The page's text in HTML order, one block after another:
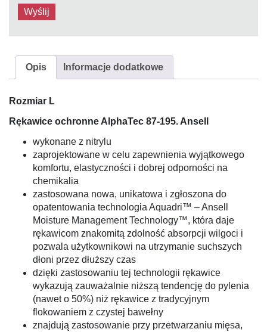
Opis Informacje dodatkowe
Rozmiar L
Rękawice ochronne AlphaTec 87-195. Ansell
wykonane z nitrylu
zaprojektowane w celu zapewnienia wyjątkowego
komfortu, elastyczności i dobrej odporności na
chemikalia
zastosowana nowa, unikatowa i zgłoszona do
opatentowania technologia Aquadri™ – Ansell
Moisture Management Technology™, która daje
rękawicom znakomitą zdolność absorpcji wilgoci i
pozwala użytkownikowi na utrzymanie suchszych
dłoni przez dłuższy czas
dzięki zastosowaniu tej technologii rękawice
wykazują zauważalnie niższą tendencję do pylenia
(nawet o 50%) niż rękawice z tradycyjnym
flokowaniem z czystej bawełny
znajdują zastosowanie przy przetwarzaniu mięsa,